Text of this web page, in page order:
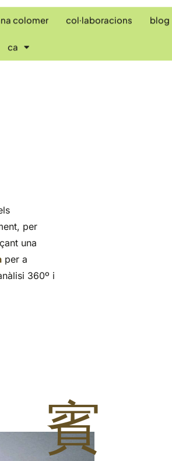
colomer col·laboracions blog
ca
per
una
per a
360º i
賓